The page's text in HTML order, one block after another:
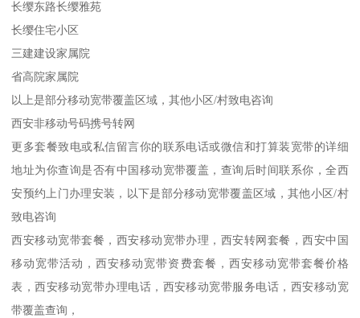
长缨东路长缨雅苑
长缨住宅小区
三建建设家属院
省高院家属院
以上是部分移动宽带覆盖区域，其他小区/村致电咨询
西安非移动号码携号转网
更多套餐致电或私信留言你的联系电话或微信和打算装宽带的详细
地址为你查询是否有中国移动宽带覆盖，查询后时间联系你，全西
安预约上门办理安装，以下是部分移动宽带覆盖区域，其他小区/村
致电咨询
西安移动宽带套餐，西安移动宽带办理，西安转网套餐，西安中国
移动宽带活动，西安移动宽带资费套餐，西安移动宽带套餐价格
表，西安移动宽带办理电话，西安移动宽带服务电话，西安移动宽
带覆盖查询，